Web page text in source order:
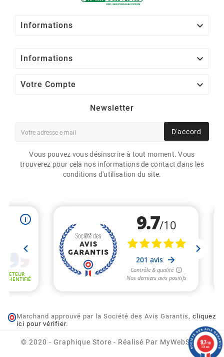
ETIQUETTES RONDES
ÉCHENILLÉE DE 2000
ÉTIQUETTES GS
Informations 
Informations 
Votre Compte 
Newsletter
D'accord
Vous pouvez vous désinscrire à tout moment. Vous
trouverez pour cela nos informations de contact dans les
conditions d'utilisation du site.
Marchand approuvé par la Société des Avis Garantis, cliquez
ici pour vérifier.
© 2020 - Graphique Store - Réalisé Par MyWebShop9.7/10
201 avis